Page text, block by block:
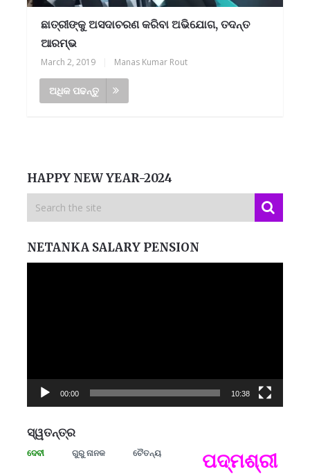
ଛାତ୍ରୀଙ୍କୁ ଅସଦାଚରଣ କରିବା ଅଭିଯୋଗ, ତଦନ୍ତ
ଆରମ୍ଭ
March 2, 2019 Manas Kumar Rout
ଅଧିକ ପଢନ୍ତୁ
HAPPY NEW YEAR-2024
NETANKA SALARY PENSION
00:00 10:38
ସ୍ୱତନ୍ତ୍ର
ଗୁରୁ ନାନକ ଚୈତନ୍ୟ ପଦ୍ମଶ୍ରୀ